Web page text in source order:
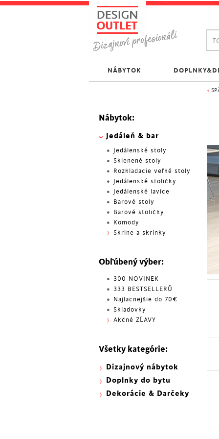
<
Nábytok:
Jedáleň & bar
Jedálenské stoly
Sklenené stoly
Rozkladacie veľké stoly
Jedálenské stoličky
Jedálenské lavice
Barové stoly
Barové stoličky
Komody
Skrine a skrinky
Obľúbený výber:
300 NOVINEK
333 BESTSELLERŮ
Najlacnejšie do 70€
Skladovky
Akčné ZĽAVY
Všetky kategórie:
Dizajnový nábytok
Doplnky do bytu
Dekorácie & Darčeky
NÁBYTOK